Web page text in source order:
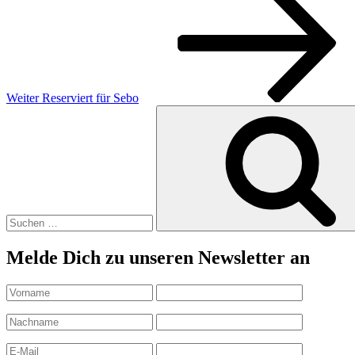
Weiter Reserviert für Sebo
Melde Dich zu unseren Newsletter an